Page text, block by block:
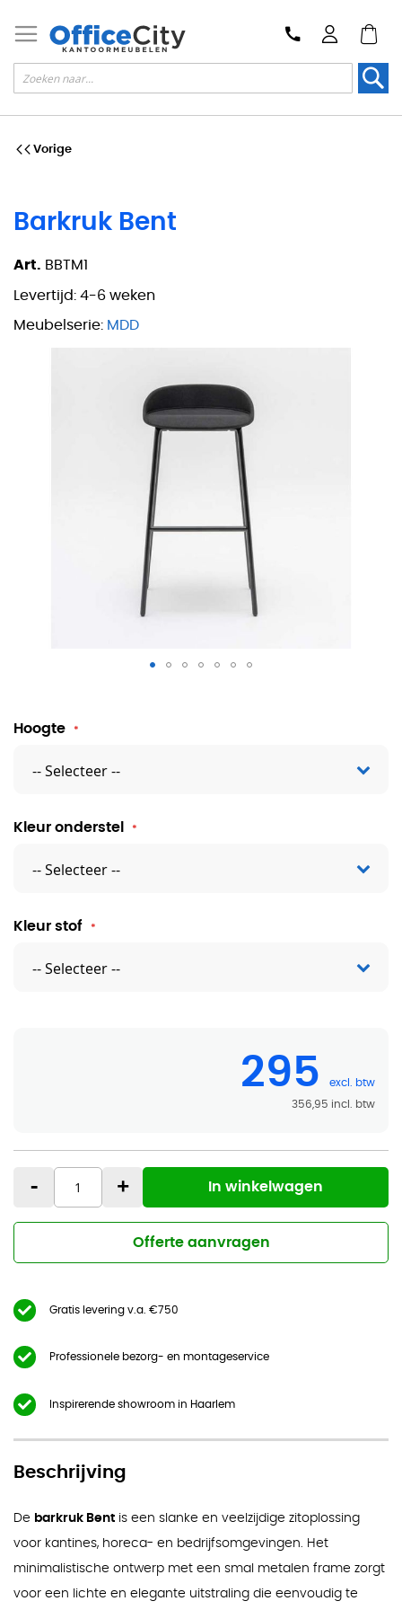
Barkruk Bent
Art. BBTM1
Levertijd: 4-6 weken
Meubelserie: MDD
Barkruk Bent
Hoogte
Kleur onderstel
Kleur stof
295
356,95
- + In winkelwagen
Offerte aanvragen
Gratis levering v.a. €750
Professionele bezorg- en montageservice
Inspirerende showroom in Haarlem
Vorige
Beschrijving
De barkruk Bent is een slanke en veelzijdige zitoplossing
voor kantines, horeca- en bedrijfsomgevingen. Het
minimalistische ontwerp met een smal metalen frame zorgt
voor een lichte en elegante uitstraling die eenvoudig te